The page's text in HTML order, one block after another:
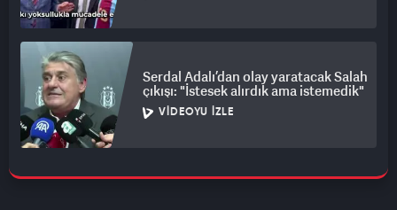
Serdal Adalı’dan olay yaratacak Salah
çıkışı: "İstesek alırdık ama istemedik"
VIDEOYU İZLE